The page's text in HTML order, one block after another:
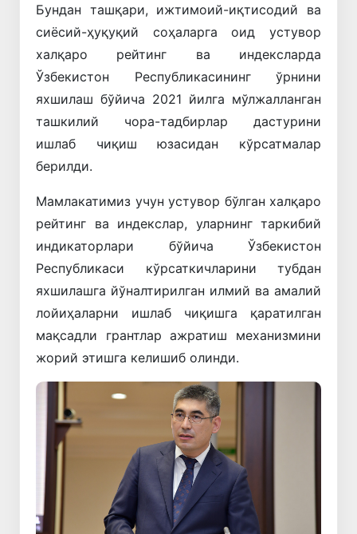
Бундан ташқари, ижтимоий-иқтисодий ва
сиёсий-ҳуқуқий соҳаларга оид устувор
халқаро рейтинг ва индексларда
Ўзбекистон Республикасининг ўрнини
яхшилаш бўйича 2021 йилга мўлжалланган
ташкилий чора-тадбирлар дастурини
ишлаб чиқиш юзасидан кўрсатмалар
берилди.
Мамлакатимиз учун устувор бўлган халқаро
рейтинг ва индекслар, уларнинг таркибий
индикаторлари бўйича Ўзбекистон
Республикаси кўрсаткичларини тубдан
яхшилашга йўналтирилган илмий ва амалий
лойиҳаларни ишлаб чиқишга қаратилган
мақсадли грантлар ажратиш механизмини
жорий этишга келишиб олинди.